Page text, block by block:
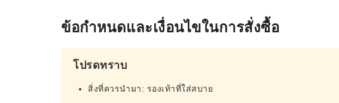
ข้อกำหนดและเงื่อนไขในการสั่งซื้อ
โปรดทราบ
สิ่งที่ควรนำมา: รองเท้าที่ใส่สบาย